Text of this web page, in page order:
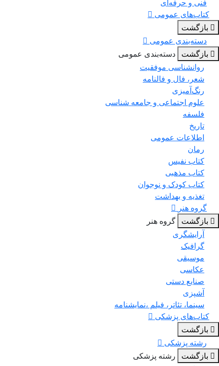
فنی و حرفه‌ای
کتاب‌های عمومی
بازگشت
دسته‌بندی عمومی
بازگشت
دسته‌بندی عمومی
روانشناسی موفقیت
شعر، فال و فالنامه
رنگ‌آمیزی
علوم اجتماعی و جامعه شناسی
فلسفه
تاریخ
اطلاعات عمومی
رمان
کتاب نفیس
کتاب مذهبی
کتاب کودک و نوجوان
تغذیه و بهداشت
گروه هنر
بازگشت
گروه هنر
آرایشگری
گرافیک
موسیقی
عکاسی
صنایع دستی
آشپزی
سینما، تئاتر، فیلم ،نمایشنامه
کتاب‌های پزشکی
بازگشت
رشته پزشکی
بازگشت
رشته پزشکی